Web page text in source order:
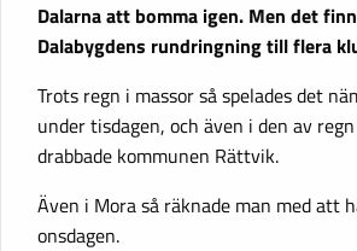
Dalarna att bomma igen. Men det
Dalabygdens rundringning till flera
Trots regn i massor så spelades det
under tisdagen, och även i den av
drabbade kommunen Rättvik.
Även i Mora så räknade man med att
onsdagen.